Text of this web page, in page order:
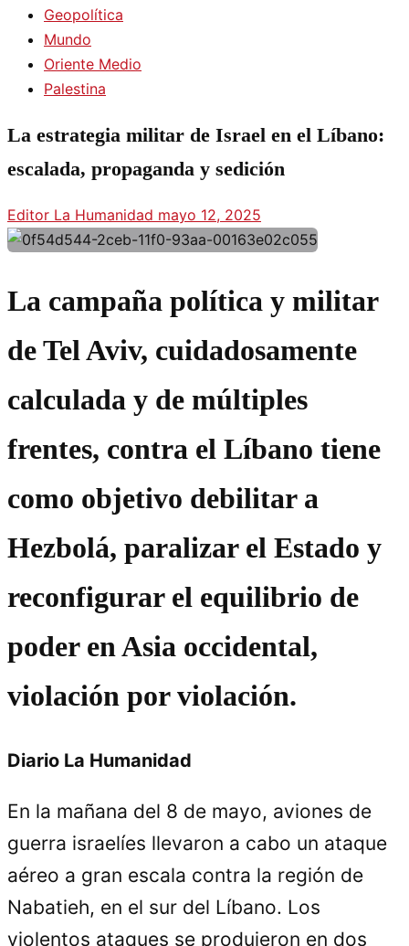
Geopolítica
Mundo
Oriente Medio
Palestina
La estrategia militar de Israel en el Líbano:
escalada, propaganda y sedición
Editor La Humanidad mayo 12, 2025
La campaña política y militar
de Tel Aviv, cuidadosamente
calculada y de múltiples
frentes, contra el Líbano tiene
como objetivo debilitar a
Hezbolá, paralizar el Estado y
reconfigurar el equilibrio de
poder en Asia occidental,
violación por violación.
Diario La Humanidad
En la mañana del 8 de mayo, aviones de
guerra israelíes llevaron a cabo un ataque
aéreo a gran escala contra la región de
Nabatieh, en el sur del Líbano. Los
violentos ataques se produjeron en dos